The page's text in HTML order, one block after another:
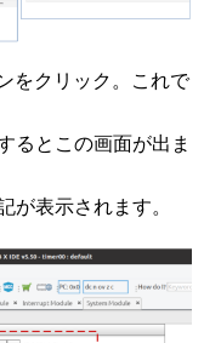
をクリック。これで
るとこの画面が出ま
が表示されます。